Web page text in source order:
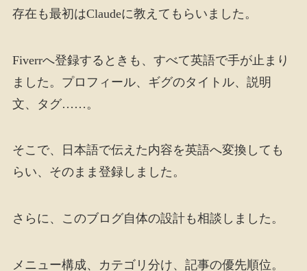
存在も最初はClaudeに教えてもらいました。
Fiverrへ登録するときも、すべて英語で手が止まり
ました。プロフィール、ギグのタイトル、説明
文、タグ……。
そこで、日本語で伝えた内容を英語へ変換しても
らい、そのまま登録しました。
さらに、このブログ自体の設計も相談しました。
メニュー構成、カテゴリ分け、記事の優先順位。